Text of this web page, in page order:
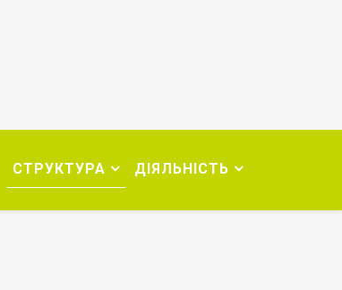
СТРУКТУРА ДІЯЛЬНІСТЬ